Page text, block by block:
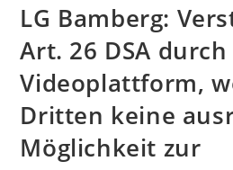
LG Bamberg:
Art. 26 DSA
Videoplattform,
Dritten keine
Möglichkeit zur